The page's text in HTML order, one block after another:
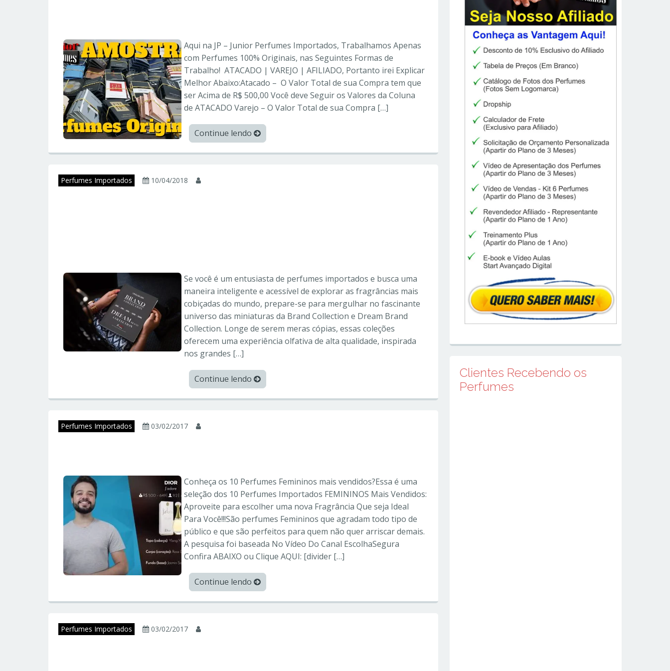
Aqui na JP – Junior Perfumes Importados, Trabalhamos Apenas
com Perfumes 100% Originais, nas Seguintes Formas de
Trabalho! ATACADO | VAREJO | AFILIADO, Portanto irei Explicar
Melhor Abaixo:Atacado – O Valor Total de sua Compra tem que
ser Acima de R$ 500,00 Você deve Seguir os Valores da Coluna
de ATACADO Varejo – O Valor Total de sua Compra […]
Continue lendo
Perfumes Importados 10/04/2018
Se você é um entusiasta de perfumes importados e busca uma
maneira inteligente e acessível de explorar as fragrâncias mais
cobiçadas do mundo, prepare-se para mergulhar no fascinante
universo das miniaturas da Brand Collection e Dream Brand
Collection. Longe de serem meras cópias, essas coleções
oferecem uma experiência olfativa de alta qualidade, inspirada
nos grandes […]
Continue lendo
Perfumes Importados 03/02/2017
Conheça os 10 Perfumes Femininos mais vendidos?Essa é uma
seleção dos 10 Perfumes Importados FEMININOS Mais Vendidos:
Aproveite para escolher uma nova Fragrância Que seja Ideal
Para Você!!!São perfumes Femininos que agradam todo tipo de
público e que são perfeitos para quem não quer arriscar demais.
A pesquisa foi baseada No Vídeo Do Canal EscolhaSegura
Confira ABAIXO ou Clique AQUI: [divider […]
Continue lendo
Perfumes Importados 03/02/2017
Clientes Recebendo os
Perfumes